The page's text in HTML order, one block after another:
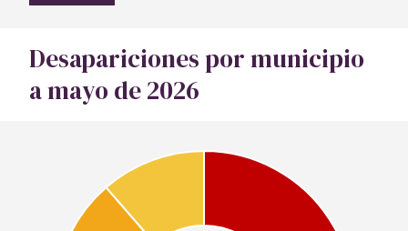
Desapariciones por municipio
a mayo de 2026